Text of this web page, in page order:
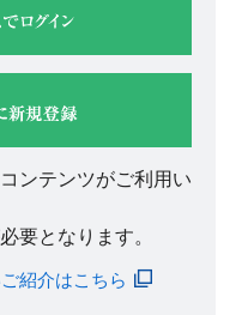
ンテンツがご利用い
要となります。
紹介はこちら